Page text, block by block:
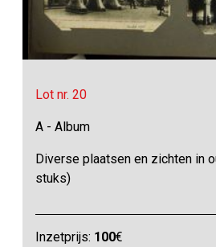
Lot nr. 20
A - Album
Diverse plaatsen en zichten in
stuks)
Inzetprijs: 100€